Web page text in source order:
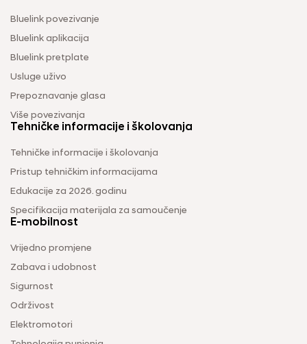
Bluelink povezivanje
Bluelink aplikacija
Bluelink pretplate
Usluge uživo
Prepoznavanje glasa
Više povezivanja
Tehničke informacije i školovanja
Tehničke informacije i školovanja
Pristup tehničkim informacijama
Edukacije za 2026. godinu
Specifikacija materijala za samoučenje
E-mobilnost
Vrijedno promjene
Zabava i udobnost
Sigurnost
Održivost
Elektromotori